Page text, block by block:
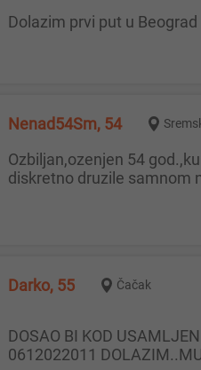
Dolazim prvi put u
Nenad54Sm, 54
Ozbiljan,ozenjen 54 god.,kulturan pedantan,zdrav,dobar izgled.Mlade dame bez predrasuda prema starijim a koje bi se vrlo
diskretno druzile samnom
Darko, 55 Čačak
DOSAO BI KOD USAMLJENE DAME KOJA JE ZA POVREMENO DRUZENJE.DALJINA NIJE PROBLEM.DAME JAVITE SE NA
0612022011